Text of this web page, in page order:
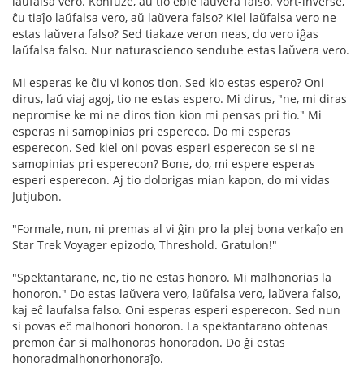
ĉu tiaĵo laŭfalsa vero, aŭ laŭvera falso? Kiel laŭfalsa vero ne
estas laŭvera falso? Sed tiakaze veron neas, do vero iĝas
laŭfalsa falso. Nur naturascienco sendube estas laŭvera vero.
Mi esperas ke ĉiu vi konos tion. Sed kio estas espero? Oni
dirus, laŭ viaj agoj, tio ne estas espero. Mi dirus, "ne, mi diras
nepromise ke mi ne diros tion kion mi pensas pri tio." Mi
esperas ni samopinias pri espereco. Do mi esperas
esperecon. Sed kiel oni povas esperi esperecon se si ne
samopinias pri esperecon? Bone, do, mi espere esperas
esperi esperecon. Aj tio dolorigas mian kapon, do mi vidas
Jutjubon.
"Formale, nun, ni premas al vi ĝin pro la plej bona verkaĵo en
Star Trek Voyager epizodo, Threshold. Gratulon!"
"Spektantarane, ne, tio ne estas honoro. Mi malhonorias la
honoron." Do estas laŭvera vero, laŭfalsa vero, laŭvera falso,
kaj eĉ laufalsa falso. Oni esperas esperi esperecon. Sed nun
si povas eĉ malhonori honoron. La spektantarano obtenas
premon ĉar si malhonoras honoradon. Do ĝi estas
honoradmalhonorhonoraĵo.